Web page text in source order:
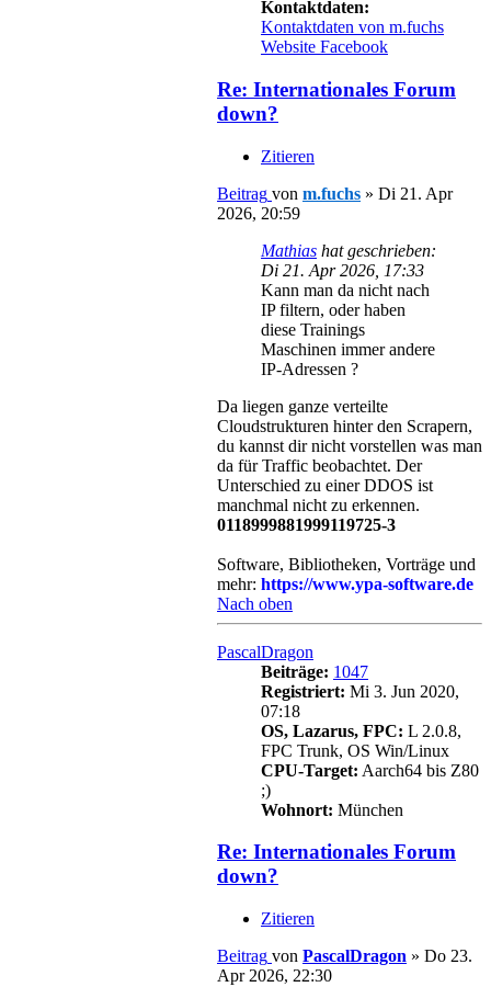
Kontaktdaten:
Kontaktdaten von m.fuchs
Website Facebook
Re: Internationales Forum
down?
Zitieren
Beitrag von m.fuchs » Di 21. Apr
2026, 20:59
Mathias hat geschrieben:
Di 21. Apr 2026, 17:33
Kann man da nicht nach
IP filtern, oder haben
diese Trainings
Maschinen immer andere
IP-Adressen ?
Da liegen ganze verteilte
Cloudstrukturen hinter den Scrapern,
du kannst dir nicht vorstellen was man
da für Traffic beobachtet. Der
Unterschied zu einer DDOS ist
manchmal nicht zu erkennen.
0118999881999119725-3
Software, Bibliotheken, Vorträge und
mehr: https://www.ypa-software.de
Nach oben
PascalDragon
Beiträge: 1047
Registriert: Mi 3. Jun 2020,
07:18
OS, Lazarus, FPC: L 2.0.8,
FPC Trunk, OS Win/Linux
CPU-Target: Aarch64 bis Z80
;)
Wohnort: München
Re: Internationales Forum
down?
Zitieren
Beitrag von PascalDragon » Do 23.
Apr 2026, 22:30